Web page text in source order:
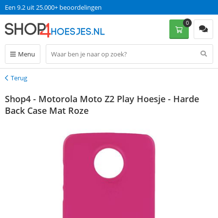
Een 9.2 uit 25.000+ beoordelingen
Menu
0
Terug
Terug
Shop4 - Motorola Moto Z2 Play Hoesje - Harde
Back Case Mat Roze